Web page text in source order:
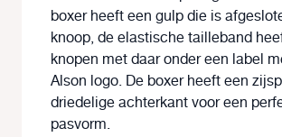
boxer heeft een gulp die is
knoop, de elastische tailleband
knopen met daar onder een label
Alson logo. De boxer heeft een
driedelige achterkant voor een
pasvorm.